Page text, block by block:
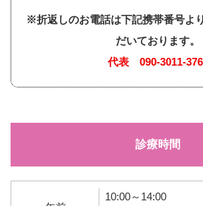
※折返しのお電話は下記携帯番号よ
だいております。
代表 090-3011-
診療時間
10:00～14:00